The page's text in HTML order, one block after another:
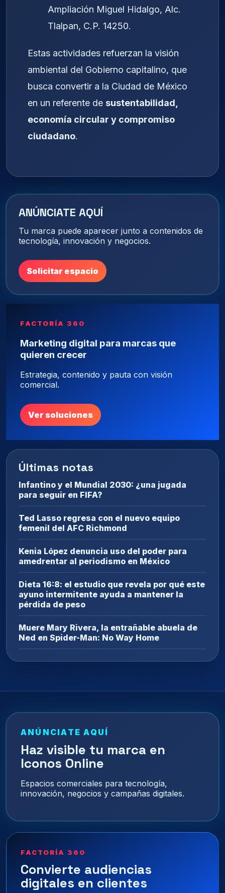
Ampliación Miguel Hidalgo, Alc.
Tlalpan, C.P. 14250.
Estas actividades refuerzan la visión
ambiental del Gobierno capitalino, que
busca convertir a la Ciudad de México
en un referente de sustentabilidad,
economía circular y compromiso
ciudadano.
ANÚNCIATE AQUÍ
Tu marca puede aparecer junto a contenidos de
tecnología, innovación y negocios.
Solicitar espacio
FACTORÍA 360
Marketing digital para marcas que
quieren crecer
Estrategia, contenido y pauta con visión
comercial.
Ver soluciones
Últimas notas
Infantino y el Mundial 2030: ¿una jugada
para seguir en FIFA?
Ted Lasso regresa con el nuevo equipo
femenil del AFC Richmond
Kenia López denuncia uso del poder para
amedrentar al periodismo en México
Dieta 16:8: el estudio que revela por qué este
ayuno intermitente ayuda a mantener la
pérdida de peso
Muere Mary Rivera, la entrañable abuela de
Ned en Spider-Man: No Way Home
ANÚNCIATE AQUÍ
Haz visible tu marca en
Iconos Online
Espacios comerciales para tecnología,
innovación, negocios y campañas digitales.
FACTORÍA 360
Convierte audiencias
digitales en clientes